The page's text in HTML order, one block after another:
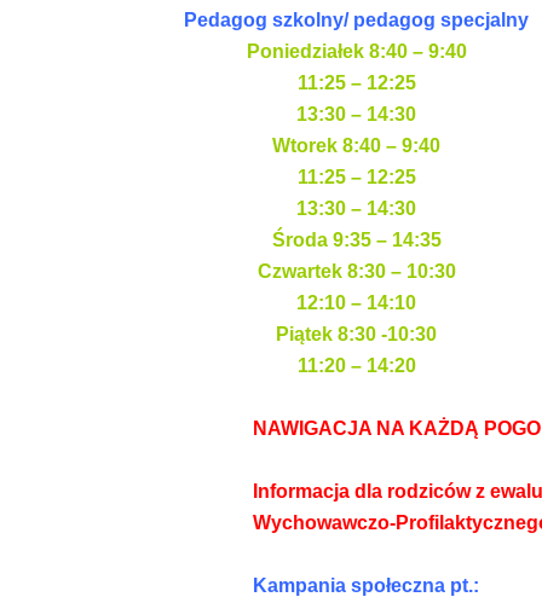
Pedagog szkolny/ pedagog specjalny
Poniedziałek 8:40 – 9:40
11:25 – 12:25
13:30 – 14:30
Wtorek 8:40 – 9:40
11:25 – 12:25
13:30 – 14:30
Środa 9:35 – 14:35
Czwartek 8:30 – 10:30
12:10 – 14:10
Piątek 8:30 -10:30
11:20 – 14:20
NAWIGACJA NA KAŻDĄ
Informacja dla rodziców z
Wychowawczo-
Kampania społeczna pt.: